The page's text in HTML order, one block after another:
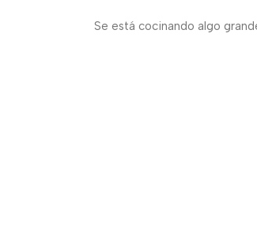
Se está cocinando algo